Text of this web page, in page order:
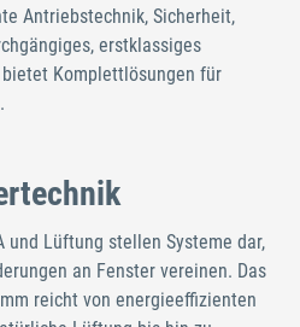
Antriebstechnik, Sicherheit,
erstklassiges
bietet Komplettlösungen für
und Lüftung stellen Systeme dar,
an Fenster vereinen. Das
reicht von energieeffizienten